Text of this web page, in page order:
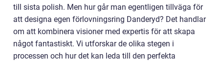
till sista polish. Men hur går man egentligen tillväga för
att designa egen förlovningsring Danderyd? Det handlar
om att kombinera visioner med expertis för att skapa
något fantastiskt. Vi utforskar de olika stegen i
processen och hur det kan leda till den perfekta